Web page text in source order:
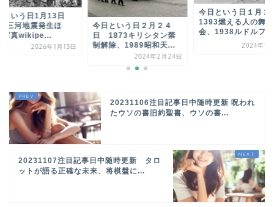
という日1月13日
三河地震発生ほ
写真wikipe...
2026年1月13日
今日という日２月２４
日 1873キリシタン禁
制解除、1989昭和天...
2024年2月24日
今日という日１月２
1393燃える人の舞踏
会、1938ルドルフ
2024年1
20231106注目記事日中随時更新 呪われ
たウソの書旧約聖書、ウソの書...
20231107注目記事日中随時更新 タロ
ットが語る正確な未来、将棋盤に...